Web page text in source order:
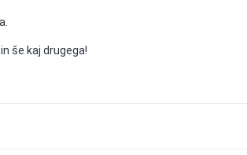
še kaj drugega!